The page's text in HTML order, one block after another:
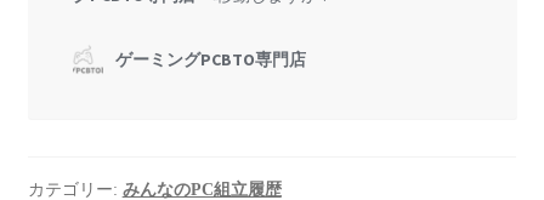
カテゴリー: みんなのPC組立履歴